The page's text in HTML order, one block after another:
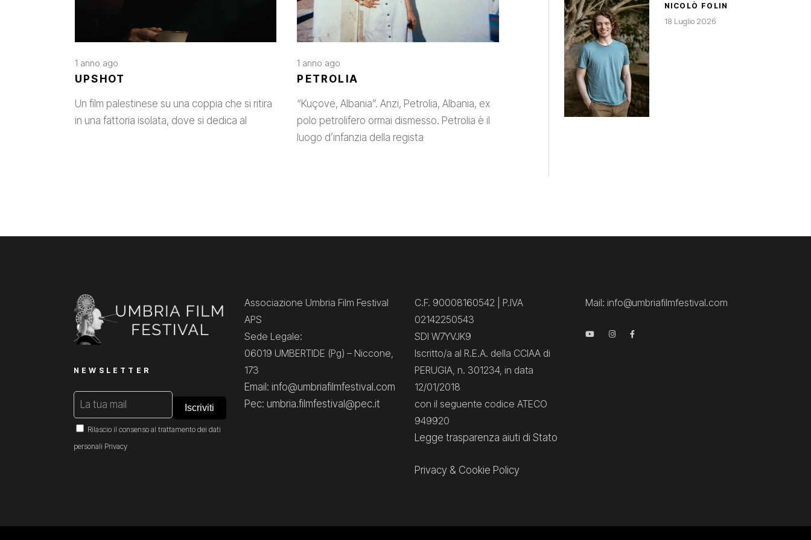
1 anno ago
UPSHOT
Un film palestinese su una coppia che si ritira
in una fattoria isolata, dove si dedica al
1 anno ago
PETROLIA
“Kuçovë, Albania”. Anzi, Petrolia, Albania, ex
polo petrolifero ormai dismesso. Petrolia è il
luogo d’infanzia della regista
NICOLÒ FOLIN
18 Luglio 2026
NEWSLETTER
Rilascio il consenso al trattamento dei dati
personali Privacy
Associazione Umbria Film Festival
APS
Sede Legale:
06019 UMBERTIDE (Pg) – Niccone,
173
Email: info@umbriafilmfestival.com
Pec: umbria.filmfestival@pec.it
C.F. 90008160542 | P.IVA
02142250543
SDI W7YVJK9
Iscritto/a al R.E.A. della CCIAA di
PERUGIA, n. 301234, in data
12/01/2018
con il seguente codice ATECO
949920
Legge trasparenza aiuti di Stato
Privacy & Cookie Policy
Mail: info@umbriafilmfestival.com